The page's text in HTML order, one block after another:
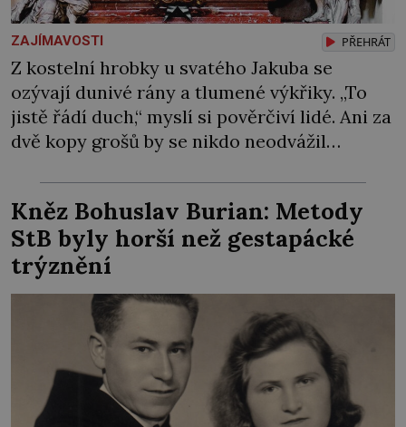
ZAJÍMAVOSTI PŘEHRÁT
Z kostelní hrobky u svatého Jakuba se
ozývají dunivé rány a tlumené výkřiky. „To
jistě řádí duch,“ myslí si pověrčiví lidé. Ani za
dvě kopy grošů by se nikdo neodvážil
raději jen skrápí svěcenou vodou. Za několik
dní divné burácení skutečně ustane. Když o
mnoho let později hrobku […]
Kněz Bohuslav Burian: Metody
StB byly horší než gestapácké
trýznění